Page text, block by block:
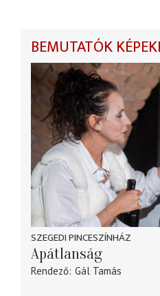
BEMUTATÓK
SZEGEDI PINCESZÍNHÁZ
Apátlanság
Rendező Gál Tamás